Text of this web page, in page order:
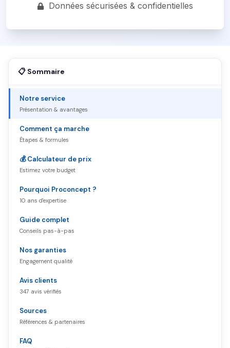
Données sécurisées & confidentielles
📋 Sommaire
Notre service
Présentation & avantages
Comment ça marche
Étapes & formules
💰 Calculateur de prix
Estimez votre budget
Pourquoi Proconcept ?
10 ans d'expertise
Guide complet
Conseils pas-à-pas
Nos garanties
Engagement qualité
Avis clients
347 avis vérifiés
Sources
Références & partenaires
FAQ